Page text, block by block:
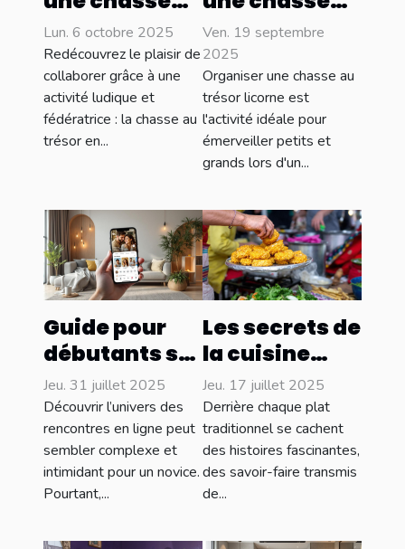
au trésor
pour
renforcer la
cohésion
d’équipe
Lun. 6 octobre 2025
Redécouvrez le plaisir de
collaborer grâce à une
activité ludique et
fédératrice : la chasse au
trésor en...
au trésor
licorne pour
différents
âges
Ven. 19 septembre
2025
Organiser une chasse au
trésor licorne est
l'activité idéale pour
émerveiller petits et
grands lors d'un...
Guide pour
débutants sur
les
rencontres en
ligne : par où
commencer ?
Jeu. 31 juillet 2025
Découvrir l’univers des
rencontres en ligne peut
sembler complexe et
intimidant pour un novice.
Pourtant,...
Les secrets de
la cuisine
locale :
délices et
traditions
culinaires
Jeu. 17 juillet 2025
Derrière chaque plat
traditionnel se cachent
des histoires fascinantes,
des savoir-faire transmis
de...